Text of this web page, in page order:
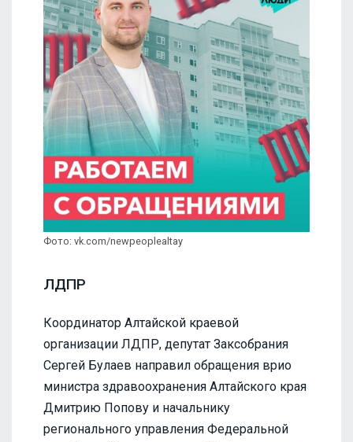
Фото: vk.com/newpeoplealtay
ЛДПР
Координатор Алтайской краевой
организации ЛДПР, депутат Заксобрания
Сергей Булаев направил обращения врио
министра здравоохранения Алтайского края
Дмитрию Попову и начальнику
регионального управления Федеральной